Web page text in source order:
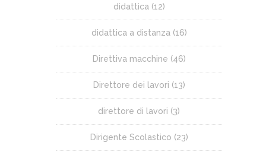
didattica(12)
didattica a distanza(16)
Direttiva macchine (46)
Direttore dei lavori (13)
direttore di lavori (3)
Dirigente Scolastico (23)